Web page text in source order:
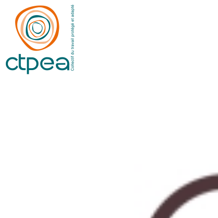
Panneau de gestion des cookies